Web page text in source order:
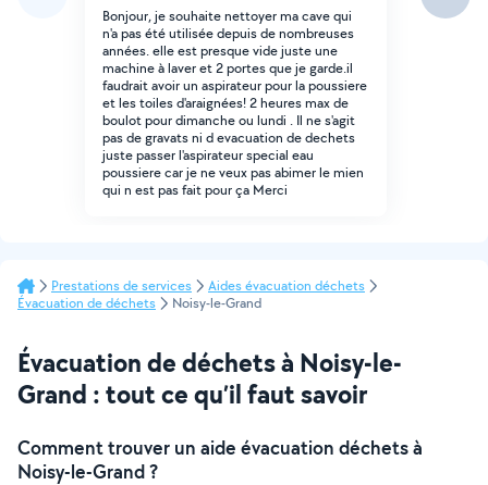
Bonjour, je souhaite nettoyer ma cave qui
n'a pas été utilisée depuis de nombreuses
années. elle est presque vide juste une
machine à laver et 2 portes que je garde.il
faudrait avoir un aspirateur pour la poussiere
et les toiles d'araignées! 2 heures max de
boulot pour dimanche ou lundi . Il ne s'agit
pas de gravats ni d evacuation de dechets
juste passer l'aspirateur special eau
poussiere car je ne veux pas abimer le mien
qui n est pas fait pour ça Merci
Prestations de services
Aides évacuation déchets
Évacuation de déchets
Noisy-le-Grand
Évacuation de déchets à Noisy-le-
Grand : tout ce qu’il faut savoir
Comment trouver un aide évacuation déchets à
Noisy-le-Grand ?